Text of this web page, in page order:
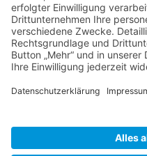
Informationen
* Alle Preise inkl. gesetzl.
Nachnahmegebühren,
Bestellung